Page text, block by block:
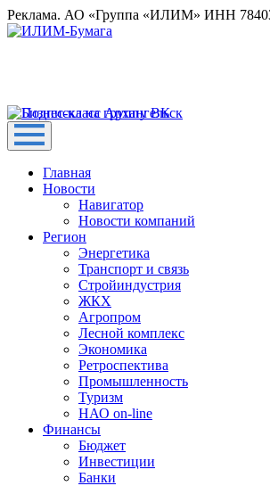
Реклама. АО «Группа «ИЛИМ» ИНН
Главная
Новости
Навигатор
Новости компаний
Регион
Энергетика
Транспорт и связь
Стройиндустрия
ЖКХ
Агропром
Лесной комплекс
Экономика
Ретроспектива
Промышленность
Туризм
НАО on-line
Финансы
Бюджет
Инвестиции
Банки